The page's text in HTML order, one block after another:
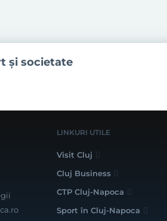
şi societate
LINKURI UTILE
Visit Cluj
Cluj Business
CTP Cluj-Napoca
Sport în Cluj-Napoca